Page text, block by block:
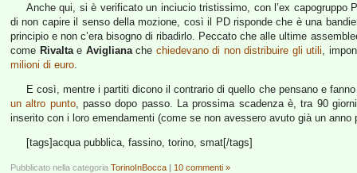
Anche qui, si è verificato un inciucio tristissimo, con l’ex capogruppo
di non capire il senso della mozione, così il PD risponde che è una
principio e non c’era bisogno di ribadirlo. Peccato che alle ultime
come Rivaltae Aviglianache chiedevano di non distribuire gli utili,
milioni di euro.
E così, mentre i partiti dicono il contrario di quello che pensano e
un altro punto, passo dopo passo. La prossima scadenza è, tra 90
inserito con i loro emendamenti (come se non avessero avuto già un
[tags]acqua pubblica, fassino, torino, smat[/tags]
Pubblicato nella categoria TorinoInBocca | 10 commenti »